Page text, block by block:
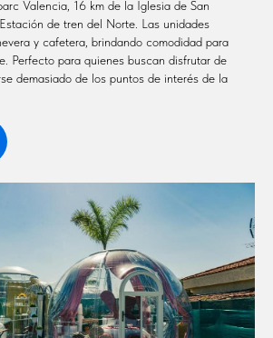
Valencia, 16 km de la Iglesia de San
de tren del Norte. Las unidades
y cafetera, brindando comodidad para
Perfecto para quienes buscan disfrutar de
demasiado de los puntos de interés de la